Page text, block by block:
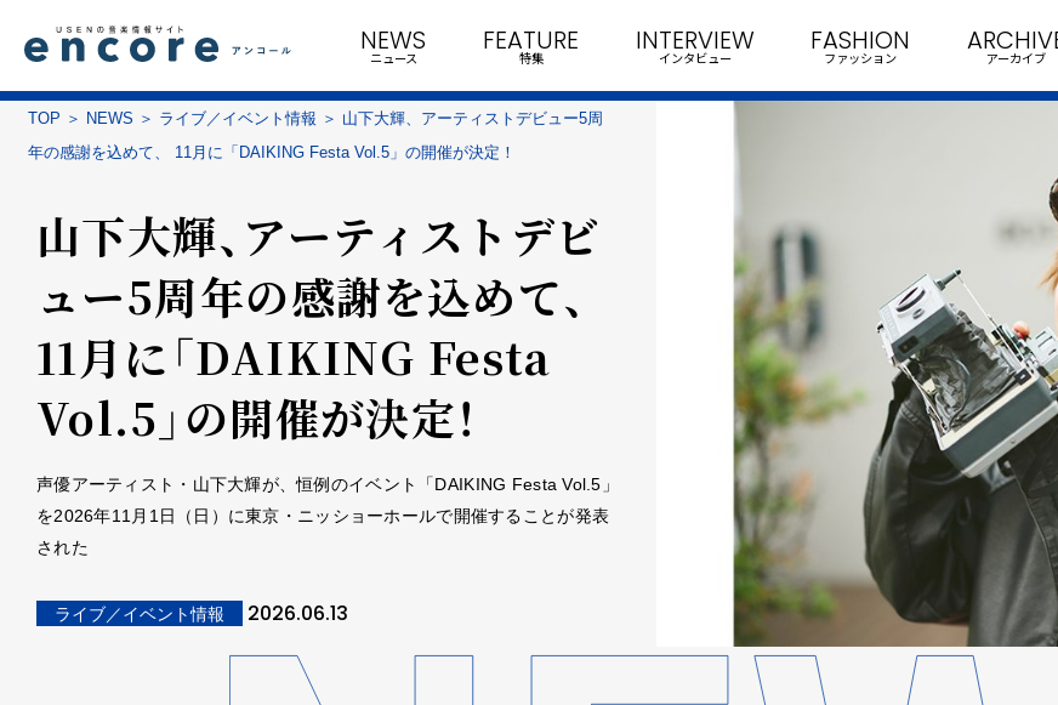
NEWS
ニュース
FEATURE
特集
INTERVIEW
インタビュー
FASHION
ファッション アーカイブ
TOP NEWS ライブ／イベント情報
山下大輝、アーティストデビュー5周
年の感謝を込めて、 11月に「DAIKING Festa Vol.5」の開催が決定！
山下大輝、アーティストデビ
ュー5周年の感謝を込めて、
11月に「DAIKING Festa
Vol.5」の開催が決定！
声優アーティスト・山下大輝が、恒例のイベント「DAIKING Festa Vol.5」
を2026年11月1日（日）に東京・ニッショーホールで開催することが発表
された
ライブ／イベント情報 2026.06.13